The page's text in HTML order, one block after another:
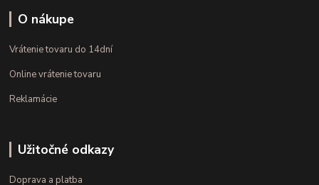
O nákupe
Vrátenie tovaru do 14dní
Online vrátenie tovaru
Reklamácie
Užitočné odkazy
Doprava a platba